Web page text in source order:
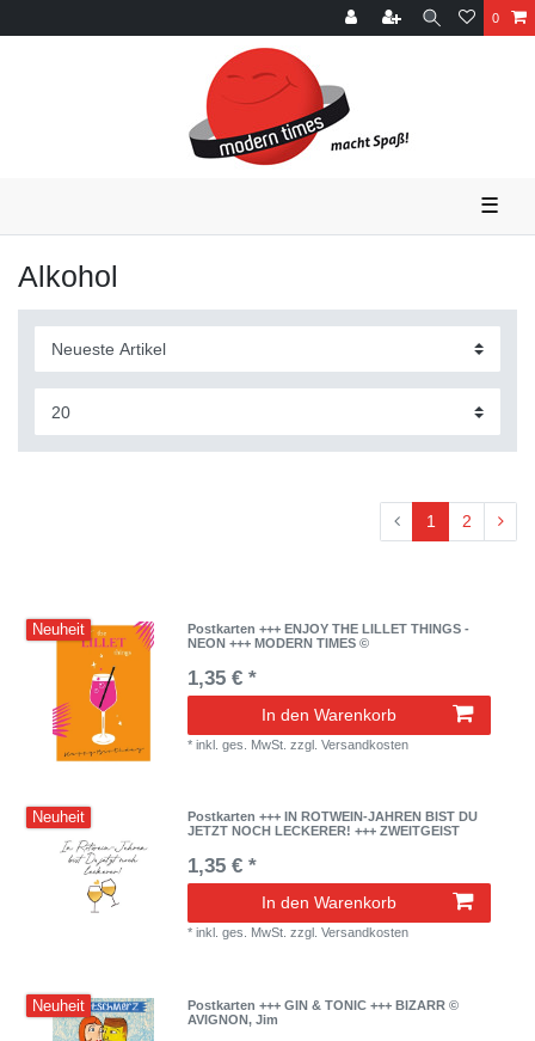
0
☰
Alkohol
1 2
Neuheit
Postkarten +++ ENJOY THE LILLET THINGS -
NEON +++ MODERN TIMES ©
1,35 € *
In den Warenkorb
*inkl. ges. MwSt. zzgl.Versandkosten
Neuheit
Postkarten +++ IN ROTWEIN-JAHREN BIST DU
JETZT NOCH LECKERER! +++ ZWEITGEIST
1,35 € *
In den Warenkorb
*inkl. ges. MwSt. zzgl.Versandkosten
Neuheit
Postkarten +++ GIN & TONIC +++ BIZARR ©
AVIGNON, Jim